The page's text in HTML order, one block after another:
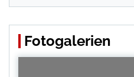
Fotogalerien